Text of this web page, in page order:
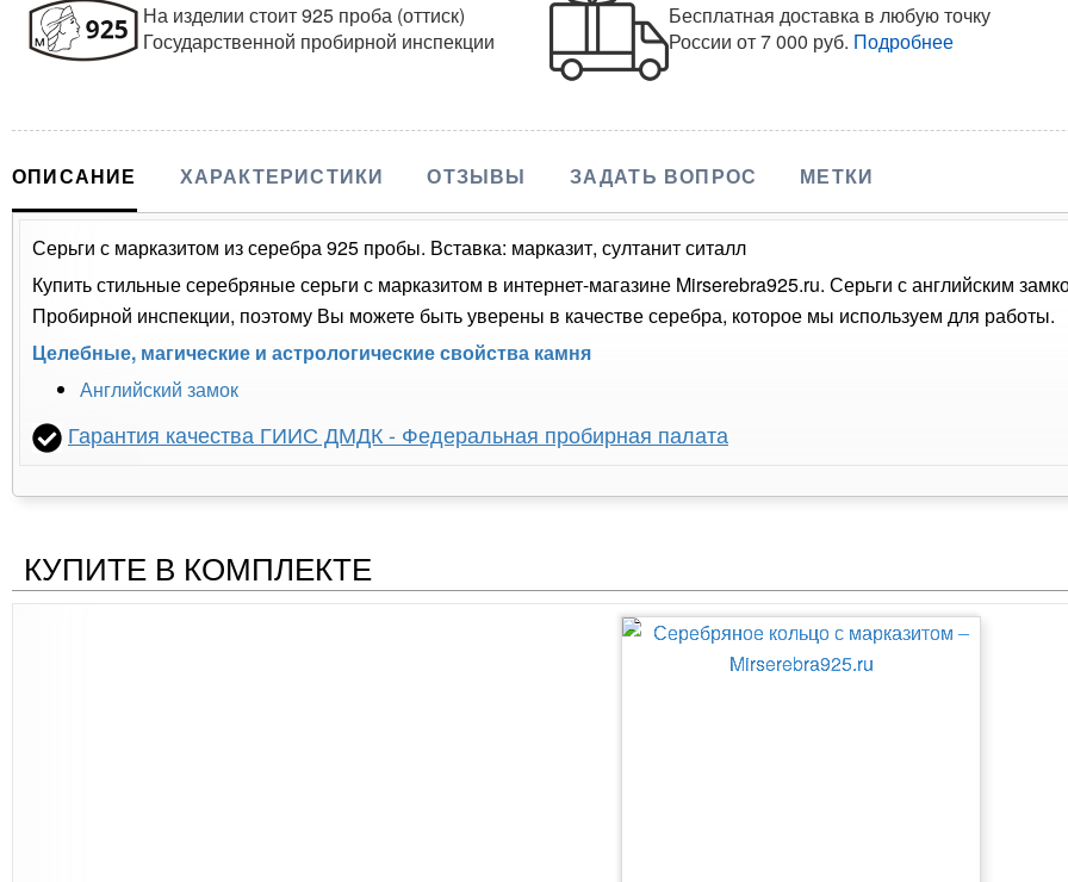
На изделии стоит 925 проба (оттиск)
Государственной пробирной инспекции
Бесплатная доставка в любую точку
Россииот 7 000 руб. Подробнее
ОПИСАНИЕ ХАРАКТЕРИСТИКИ ОТЗЫВЫ ЗАДАТЬ ВОПРОС МЕТКИ
Серьги с марказитом из серебра 925 пробы. Вставка: марказит, султанит ситалл
Купить стильные серебряные серьги с марказитом в интернет-магазине Mirserebra925.ru. Серьги с английским
Пробирной инспекции, поэтому Вы можете быть уверены в качестве серебра, которое мы используем для работы.
Целебные, магические и астрологические свойства камня
Английский замок
Гарантия качества ГИИС ДМДК - Федеральная пробирная палата
КУПИТЕ В КОМПЛЕКТЕ